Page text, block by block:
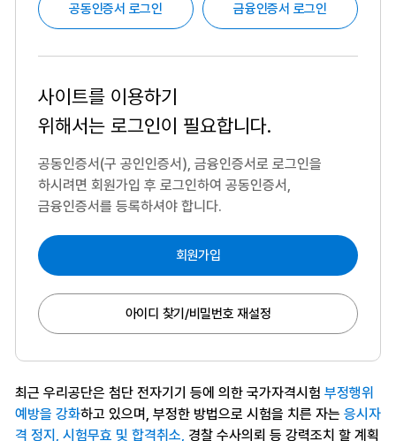
공동인증서 로그인 금융인증서 로그인
사이트를 이용하기
위해서는 로그인이 필요합니다.
공동인증서(구 공인인증서), 금융인증서로 로그인을
하시려면 회원가입 후 로그인하여 공동인증서,
금융인증서를 등록하셔야 합니다.
회원가입
아이디 찾기/비밀번호 재설정
최근 우리공단은 첨단 전자기기 등에 의한 국가자격시험 부정행위
예방을 강화하고 있으며, 부정한 방법으로 시험을 치른 자는 응시자
격 정지, 시험무효 및 합격취소, 경찰 수사의뢰 등 강력조치 할 계획